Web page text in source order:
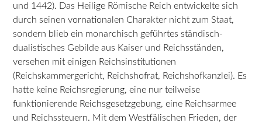
und 1442). Das Heilige Römische Reich entwickelte sich
durch seinen vornationalen Charakter nicht zum Staat,
sondern blieb ein monarchisch geführtes ständisch-
dualistisches Gebilde aus Kaiser und Reichsständen,
versehen mit einigen Reichsinstitutionen
(Reichskammergericht, Reichshofrat, Reichshofkanzlei). Es
hatte keine Reichsregierung, eine nur teilweise
funktionierende Reichsgesetzgebung, eine Reichsarmee
und Reichssteuern. Mit dem Westfälischen Frieden, der